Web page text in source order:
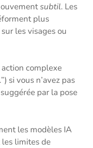
subtil. Les
plus
les visages ou
complexe
si vous n’avez pas
par la pose
les modèles IA
limites de